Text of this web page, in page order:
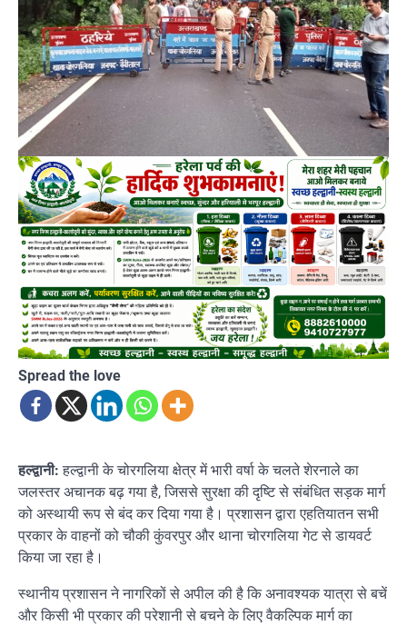
Spread the love
हल्द्वानी: हल्द्वानी के चोरगलिया क्षेत्र में भारी वर्षा के चलते शेरनाले का
जलस्तर अचानक बढ़ गया है, जिससे सुरक्षा की दृष्टि से संबंधित सड़क मार्ग
को अस्थायी रूप से बंद कर दिया गया है। प्रशासन द्वारा एहतियातन सभी
प्रकार के वाहनों को चौकी कुंवरपुर और थाना चोरगलिया गेट से डायवर्ट
किया जा रहा है।
स्थानीय प्रशासन ने नागरिकों से अपील की है कि अनावश्यक यात्रा से बचें
और किसी भी प्रकार की परेशानी से बचने के लिए वैकल्पिक मार्ग का